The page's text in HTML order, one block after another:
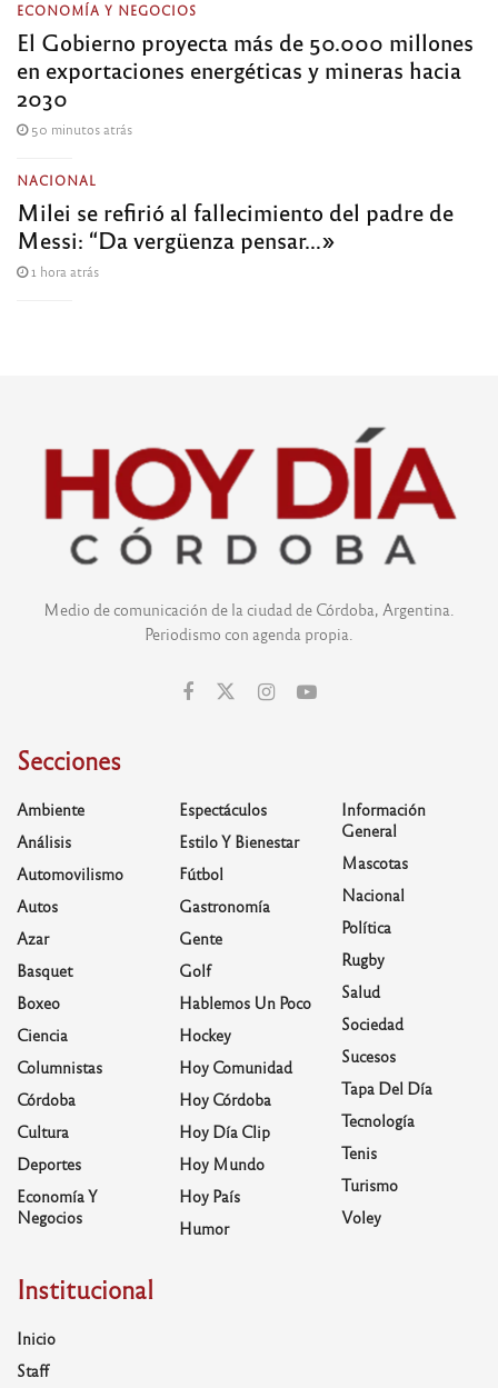
ECONOMÍA Y NEGOCIOS
El Gobierno proyecta más de 50.000 millones
en exportaciones energéticas y mineras hacia
2030
50 minutos atrás
NACIONAL
Milei se refirió al fallecimiento del padre de
Messi: “Da vergüenza pensar…»
1 hora atrás
Medio de comunicación de la ciudad de Córdoba, Argentina.
Periodismo con agenda propia.
Secciones
Ambiente
Análisis
Automovilismo
Autos
Azar
Basquet
Boxeo
Ciencia
Columnistas
Córdoba
Cultura
Deportes
Economía Y
Negocios
Espectáculos
Estilo Y Bienestar
Fútbol
Gastronomía
Gente
Golf
Hablemos Un Poco
Hockey
Hoy Comunidad
Hoy Córdoba
Hoy Día Clip
Hoy Mundo
Hoy País
Humor
Información
General
Mascotas
Nacional
Política
Rugby
Salud
Sociedad
Sucesos
Tapa Del Día
Tecnología
Tenis
Turismo
Voley
Institucional
Inicio
Staff